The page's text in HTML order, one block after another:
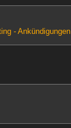
- Ankündigungen